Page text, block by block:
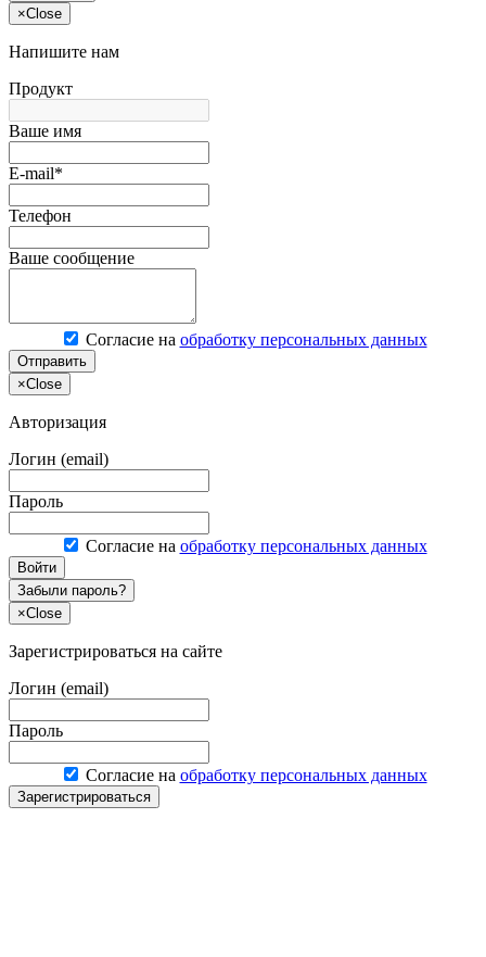
×Close
Напишите нам
Продукт
Ваше имя
E-mail*
Телефон
Ваше сообщение
Согласие на обработку персональных данных
Отправить
×Close
Авторизация
Логин (email)
Пароль
Согласие на обработку персональных данных
Войти
Забыли пароль?
×Close
Зарегистрироваться на сайте
Логин (email)
Пароль
Согласие на обработку персональных данных
Зарегистрироваться